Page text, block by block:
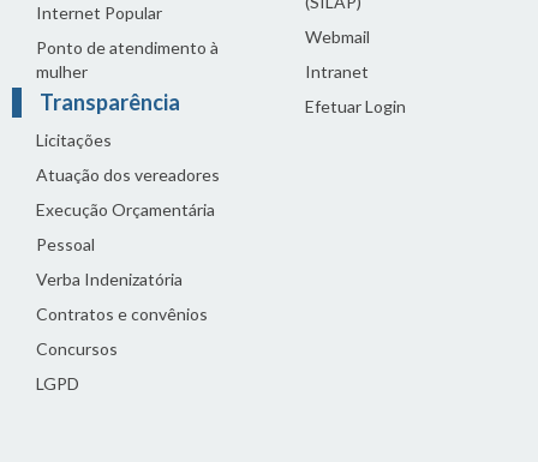
Internet Popular
Ponto de atendimento à
mulher
Transparência
Licitações
Atuação dos vereadores
Execução Orçamentária
Pessoal
Verba Indenizatória
Contratos e convênios
Concursos
LGPD
Webmail
Intranet
Efetuar Login